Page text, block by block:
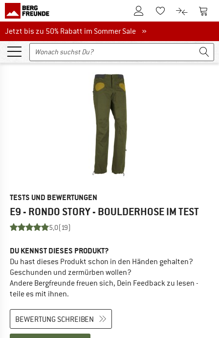
Zum KundenkontoZum Merkzettel.
Zum Zum
Jetzt bis zu 50% Rabatt im Sommer Sale
Jetzt bis zu 50% Rabatt im Sommer Sale »
TESTS UND BEWERTUNGEN
E9 - RONDO STORY - BOULDERHOSEIM TEST
5,0(19)
DU KENNST DIESES PRODUKT?
Du hast dieses Produkt schon in den Händen gehalten?
Geschunden und zermürben wollen?
Andere Bergfreunde freuen sich, Dein Feedback zu lesen -
teile es mit ihnen.
BEWERTUNG SCHREIBEN